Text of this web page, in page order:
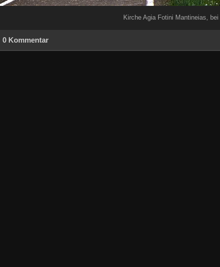
Kirche Agia Fotini Mantineias,
0 Kommentar